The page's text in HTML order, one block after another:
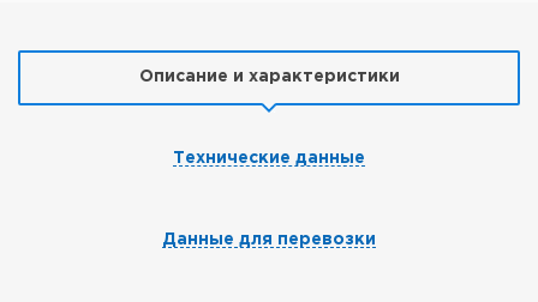
Описание и характеристики
Технические данные
Данные для перевозки